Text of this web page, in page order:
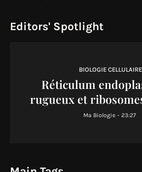
Editors' Spotlight
BIOLOGIE CELLULAIRE
Réticulum
rugueux et
Ma Biologie - 23:27